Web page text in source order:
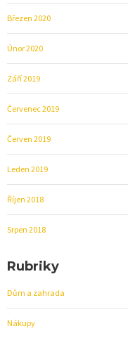
Březen 2020
Únor 2020
Září 2019
Červenec 2019
Červen 2019
Leden 2019
Říjen 2018
Srpen 2018
Rubriky
Dům a zahrada
Nákupy